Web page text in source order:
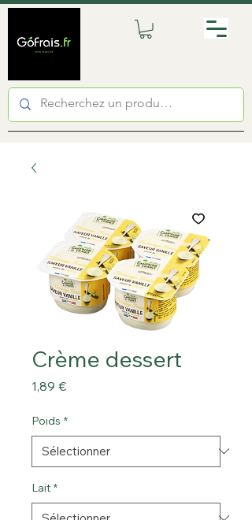
Crème dessert
1,89 €Prix
Poids *
Lait *